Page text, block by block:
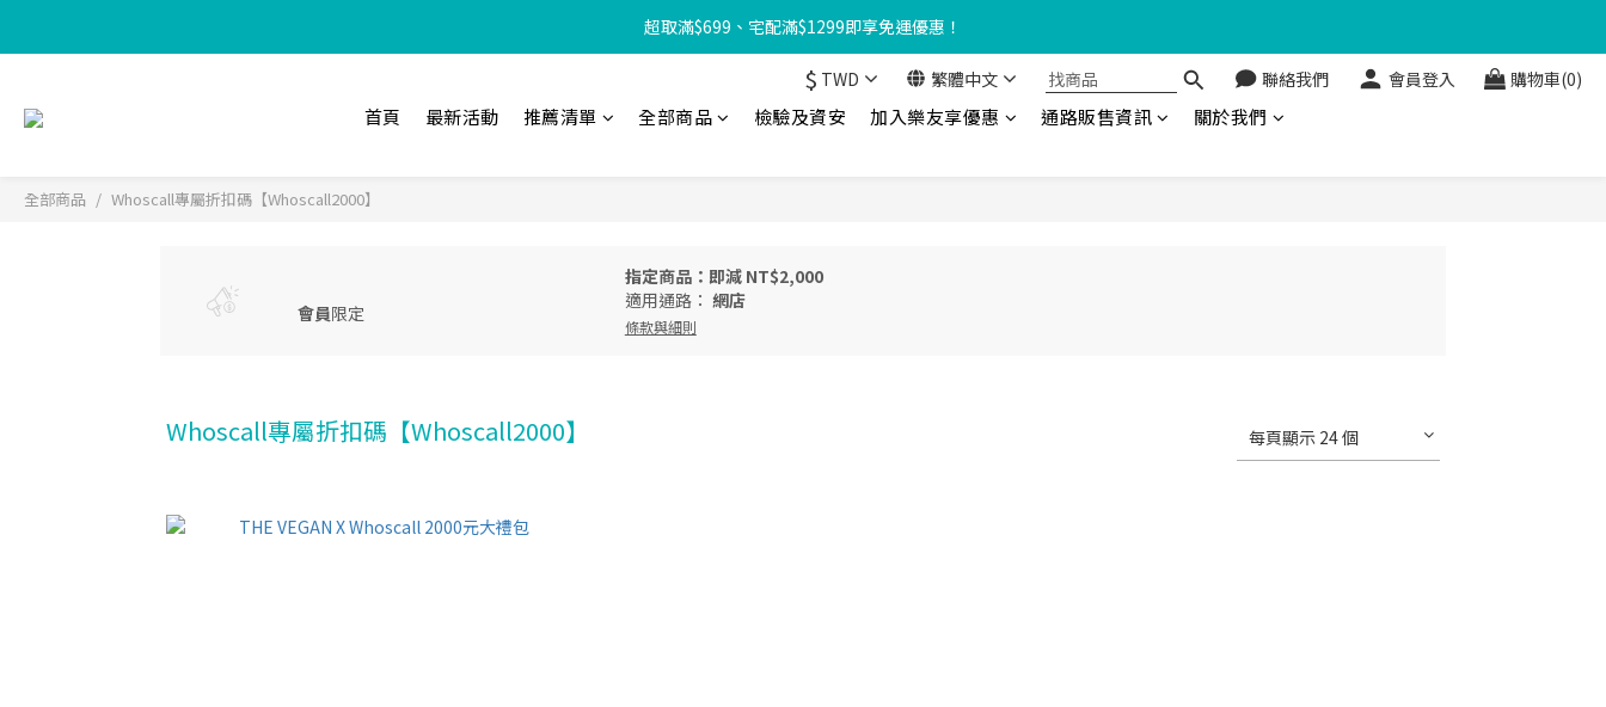
【8月限定⏰】玩遊戲換好禮🎁 豆豆夏令營 等你來報名‼️
超取滿$699、宅配滿$1299即享免運優惠！
【加入樂友享優惠‼️】現在加入會員立享入會禮金 $100，再享全館消費 2% 購物金回饋🤩
【8月限定⏰】玩遊戲換好禮🎁 豆豆夏令營 等你來報名‼️
$ TWD 繁體中文 聯絡我們 會員登入 購物車(0)
首頁 最新活動 推薦清單 全部商品 檢驗及資安 加入樂友享優惠 通路販售資訊 關於我們
全部商品 Whoscall專屬折扣碼【Whoscall2000】
會員限定
指定商品：即減 NT$2,000
適用通路： 網店
條款與細則
Whoscall專屬折扣碼【Whoscall2000】 每頁顯示 24 個